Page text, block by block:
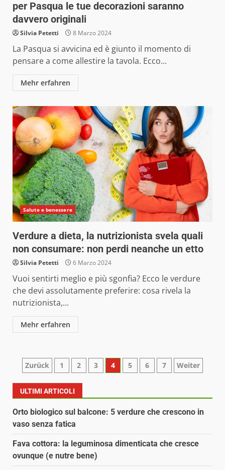
per Pasqua le tue decorazioni saranno
davvero originali
Silvia Petetti 8 Marzo 2024
La Pasqua si avvicina ed è giunto il momento di
pensare a come allestire la tavola. Ecco...
Mehr erfahren
Salute e benessere
Verdure a dieta, la nutrizionista svela quali
non consumare: non perdi neanche un etto
Silvia Petetti 6 Marzo 2024
Vuoi sentirti meglio e più sgonfia? Ecco le verdure
che devi assolutamente preferire: cosa rivela la
nutrizionista,...
Mehr erfahren
Paginazione
degli
articoli
Zurück 1 2 3 4 5 6 7 Weiter
ULTIMI ARTICOLI
Orto biologico sul balcone: 5 verdure che crescono in
vaso senza fatica
Fava cottora: la leguminosa dimenticata che cresce
ovunque (e nutre bene)